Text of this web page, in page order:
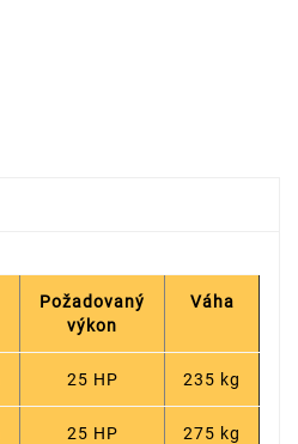
Požadovaný
výkon
Váha
25 HP 235 kg
25 HP 275 kg